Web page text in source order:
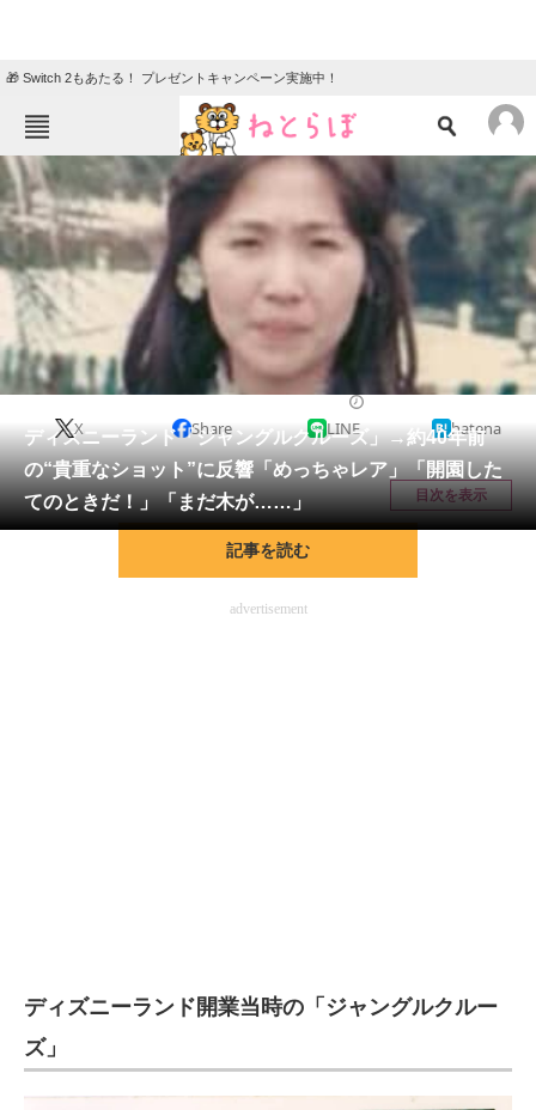
🎁 Switch 2もあたる！ プレゼントキャンペーン実施中！
ねとらぼメニュー
TOP ニュース
エンタメ クイズ
グルメ 地域
住まい 教育・育児
動物
会員記事
メディア
注目記事を集めた総合ページ
マーケ×ITの今がよく分かる
企業向けIT製品の総合サイト
ディズニーランド「ジャングルクルーズ」→約40年前
の“貴重なショット”に反響「めっちゃレア」「開園した
てのときだ！」「まだ木が……」
X Share LINE hatena
目次を表示
記事を読む
advertisement
ディズニーランド開業当時の「ジャングルクルー
ズ」